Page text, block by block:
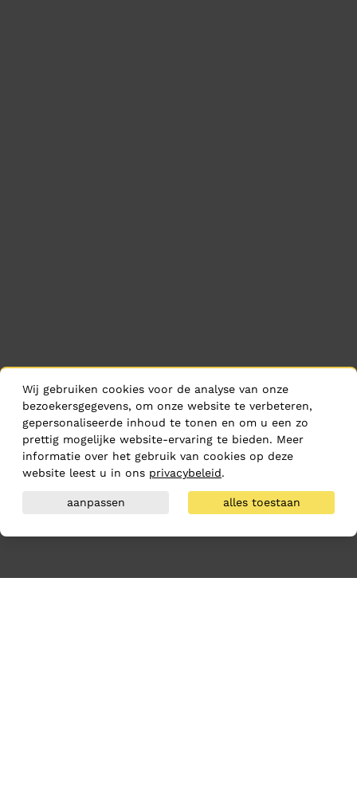
Wij gebruiken cookies voor de analyse van onze
bezoekersgegevens, om onze website te verbeteren,
gepersonaliseerde inhoud te tonen en om u een zo
prettig mogelijke website-ervaring te bieden. Meer
informatie over het gebruik van cookies op deze
website leest u in ons privacybeleid.
aanpassen alles toestaan